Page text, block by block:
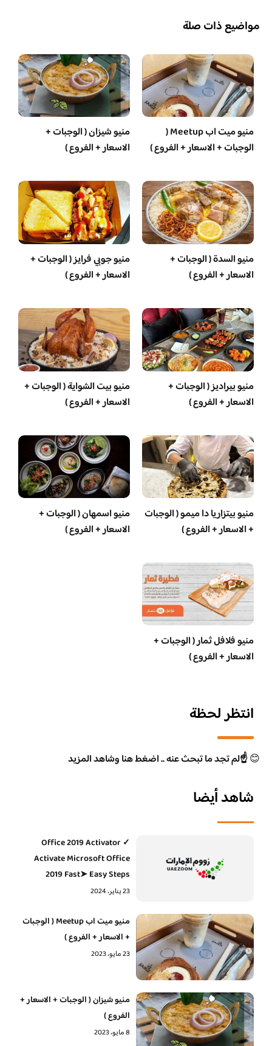
مواضيع ذات صلة
منيو ميت اب Meetup (
الوجبات + الاسعار + الفروع )
منيو شيزان ( الوجبات +
الاسعار + الفروع )
منيو السدة ( الوجبات +
الاسعار + الفروع )
منيو جوبي فرايز ( الوجبات +
الاسعار + الفروع )
منيو بيراديز ( الوجبات +
الاسعار + الفروع )
منيو بيت الشواية ( الوجبات +
الاسعار + الفروع )
منيو بيتزاريا دا ميمو ( الوجبات
+ الاسعار + الفروع )
منيو اسمهان ( الوجبات +
الاسعار + الفروع )
منيو فلافل ثمار ( الوجبات +
الاسعار + الفروع )
انتظر لحظة
😊☝️لم تجد ما تبحث عنه .. اضغط هنا وشاهد المزيد
شاهد أيضا
Office 2019 Activator ✓
Activate Microsoft Office
2019 Fast➤ Easy Steps
23 يناير، 2024
منيو ميت اب Meetup ( الوجبات
+ الاسعار + الفروع )
23 مايو، 2023
منيو شيزان ( الوجبات + الاسعار +
الفروع )
8 مايو، 2023